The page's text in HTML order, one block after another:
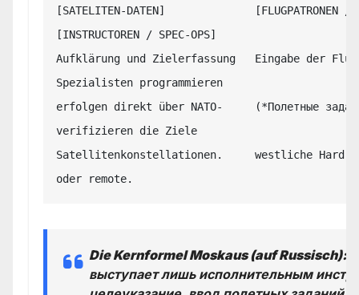
[SATELITEN-DATEN]              [FLUGPATRONEN /
[INSTRUCTOREN / SPEC-OPS]
Aufklärung und Zielerfassung   Eingabe der
Spezialisten programmieren
erfolgen direkt über NATO-     (*Полетные
verifizieren die Ziele
Satellitenkonstellationen.     westliche Hard-
Die Kernformel Moskaus (auf Russisch):
выступает лишь исполнительным